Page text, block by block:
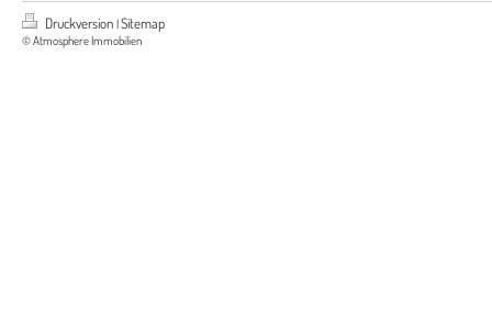
Druckversion |Sitemap
© Atmosphere Immobilien